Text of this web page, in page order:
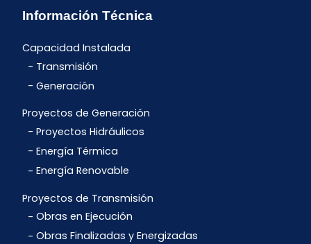
Información Técnica
Capacidad Instalada
Transmisión
Generación
Proyectos de Generación
Proyectos Hidráulicos
Energía Térmica
Energía Renovable
Proyectos de Transmisión
Obras en Ejecución
Obras Finalizadas y Energizadas